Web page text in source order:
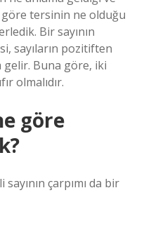
göre tersinin ne olduğu
Bir sayının
sayıların pozitiften
gelir. Buna göre, iki
olmalıdır.
göre
çarpımı da bir